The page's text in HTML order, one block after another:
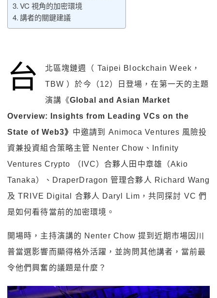
VC 視角的加密環境
講者的關鍵建議
台
北區塊鏈週（ Taipei Blockchain Week，
TBW ）於今（12）日登場，在第一天的主題
演講《Global and Asian Market
Overview: Insights from Leading VCs on the
State of Web3》 中邀請到 Animoca Ventures 風險投
資兼投資組合策略主管 Nenter Chow、Infinity
Ventures Crypto （IVC）合夥人田中章雄（Akio
Tanaka）、DraperDragon 管理合夥人 Richard Wang
及 TRIVE Digital 合夥人 Daryl Lim，共同探討 VC 們
是如何看待當前的加密環境。
開場時，主持演講的 Nenter Chow 提到近期市場因川
普當選影響而顯得格外活躍，並詢問其他講者，當前最
令他們興奮的議題是什麼？